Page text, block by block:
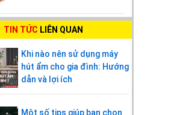
TIN TỨC LIÊN QUAN
Khi nào nên sử dụng máy
hút ẩm cho gia đình: Hướng
dẫn và lợi ích
Một số tips giúp bạn chọn